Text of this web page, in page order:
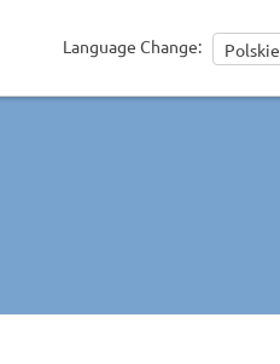
Language Change: Polskie